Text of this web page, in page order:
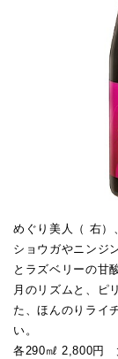
めぐり美人（ 右）
ショウガやニンジ
とラズベリーの甘
月のリズムと、ピ
た、ほんのりライ
い。
各290㎖ 2,800円